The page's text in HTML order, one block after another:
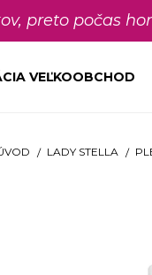
preto počas
VEĽKOOBCHOD
LADY STELLA